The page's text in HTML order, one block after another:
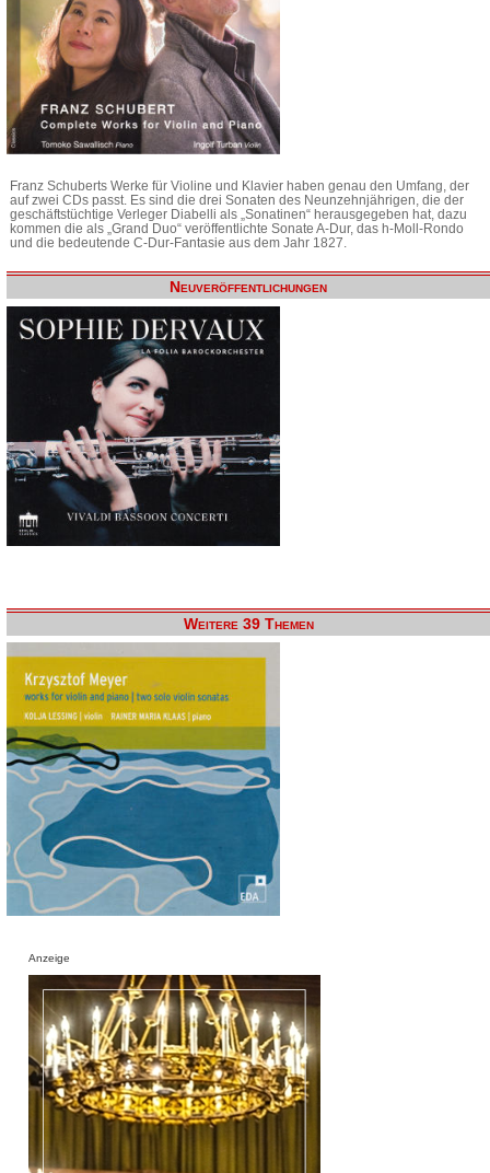
Franz Schuberts Werke für Violine und Klavier haben genau den Umfang, der
auf zwei CDs passt. Es sind die drei Sonaten des Neunzehnjährigen, die der
geschäftstüchtige Verleger Diabelli als „Sonatinen“ herausgegeben hat, dazu
kommen die als „Grand Duo“ veröffentlichte Sonate A-Dur, das h-Moll-Rondo
und die bedeutende C-Dur-Fantasie aus dem Jahr 1827.
Neuveröffentlichungen
Weitere 39 Themen
Anzeige